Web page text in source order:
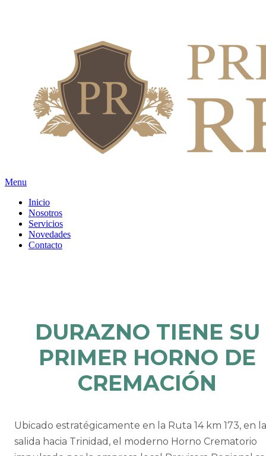
Menu
Inicio
Nosotros
Servicios
Novedades
Contacto
DURAZNO TIENE SU
PRIMER HORNO DE
CREMACIÓN
Ubicado estratégicamente en la Ruta 14 km 173, en la
salida hacia Trinidad, el moderno Horno Crematorio